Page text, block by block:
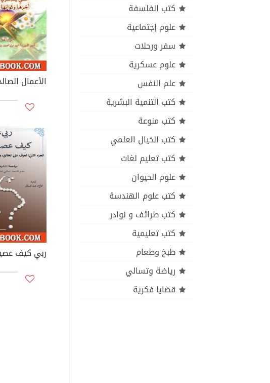
كتب الفلسفة
علوم إجتماعية
سفر ورحلات
علوم عسكرية
علم النفس
كتب التنمية البشرية
كتب منوعة
كتب الخيال العلمي
كتب تعليم لغات
علوم الحيوان
كتب علوم الهندسة
كتب طرائف و نوادر
كتب تعليمية
طبخ وطعام
رياضة وتسالي
قضايا فكرية